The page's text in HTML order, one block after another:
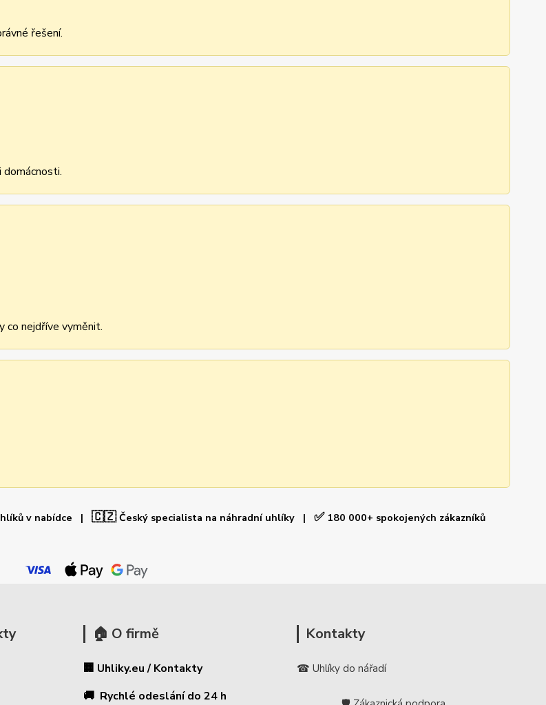
řešení.
domácnosti.
co nejdříve vyměnit.
v nabídce | 🇨🇿Český specialista na náhradní uhlíky | ✅180 000+ spokojených zákazníků
🏠 O firmě
🏢 Uhliky.eu / Kontakty
🚚 Rychlé odeslání do 24 h
Kontakty
☎ Uhlíky do nářadí